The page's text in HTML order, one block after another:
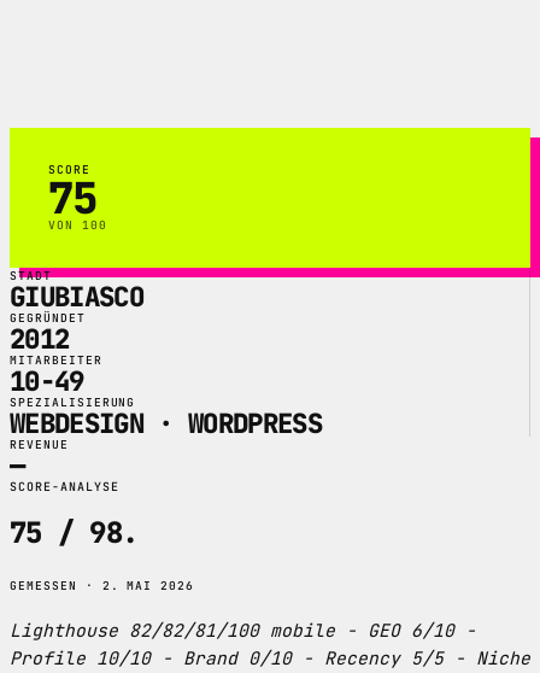
SCORE
75
VON 100
STADT
GIUBIASCO
GEGRÜNDET
2012
MITARBEITER
10-49
SPEZIALISIERUNG
WEBDESIGN · WORDPRESS
REVENUE
—
SCORE-ANALYSE
75 / 98.
GEMESSEN · 2. MAI 2026
Lighthouse 82/82/81/100 mobile - GEO 6/10 -
Profile 10/10 - Brand 0/10 - Recency 5/5 - Niche